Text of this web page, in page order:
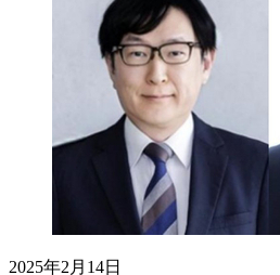
2025年2月14日